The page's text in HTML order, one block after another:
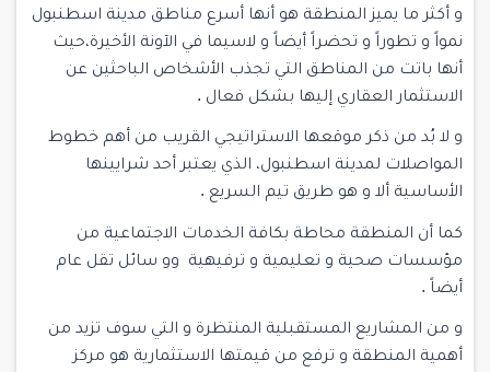
و أكثر ما يميز المنطقة هو أنها أسرع مناطق مدينة اسطنبول
نمواً و تطوراً و تحضراً أيضاً و لاسيما في الآونة الأخيرة،حيث
أنها باتت من المناطق التي تجذب الأشخاص الباحثين عن
الاستثمار العقاري إليها بشكل فعال .
و لا بُد من ذكر موقعها الاستراتيجي القريب من أهم خطوط
المواصلات لمدينة اسطنبول، الذي يعتبر أحد شرايينها
الأساسية ألا و هو طريق تيم السريع .
كما أن المنطقة محاطة بكافة الخدمات الاجتماعية من
مؤسسات صحية و تعليمية و ترفيهية وو سائل تقل عام
أيضاً .
و من المشاريع المستقبلية المنتظرة و التي سوف تزيد من
أهمية المنطقة و ترفع من قيمتها الاستثمارية هو مركز